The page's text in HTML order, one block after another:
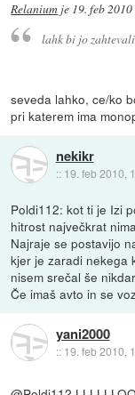
Relanium je 19. feb
lahk bi jo
seveda lahko, ce/ko
pri katerem ima
nekikr
:: 19. feb 2010,
Poldi112: kot ti je Izi
hitrost največkrat
Najraje se postavijo
kjer je zaradi nekega
nisem srečal še
Če imaš avto in se
yani2000
:: 19. feb 2010,